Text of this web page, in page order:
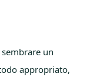
un
appropriato,